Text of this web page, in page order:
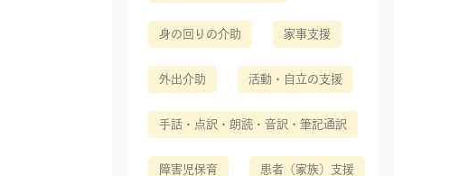
身の回りの介助 家事支援
外出介助 活動・自立の支援
手話・点訳・朗読・音訳・筆記通訳
障害児保育 患者（家族）支援